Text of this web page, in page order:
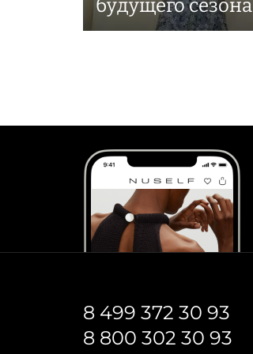
будущего сезона
8 499 372 30 93
8 800 302 30 93